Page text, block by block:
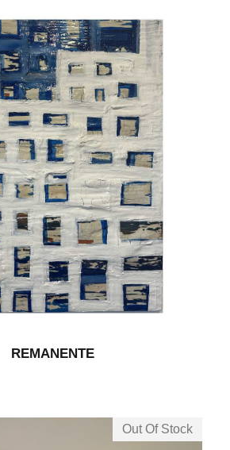
REMANENTE
Out Of Stock